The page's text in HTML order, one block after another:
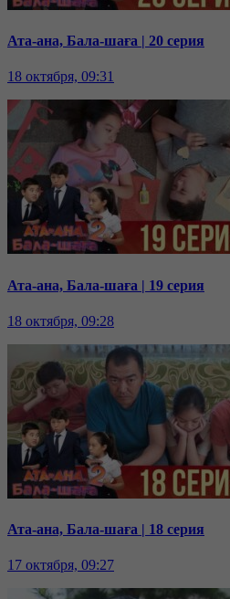
Ата-ана, Бала-шаға | 20 серия
18 октября, 09:31
Ата-ана, Бала-шаға | 19 серия
18 октября, 09:28
Ата-ана, Бала-шаға | 18 серия
17 октября, 09:27